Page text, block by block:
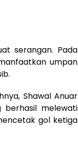
serangan. Pada
umpan
Shawal Anuar
berhasil melewati
gol ketiga